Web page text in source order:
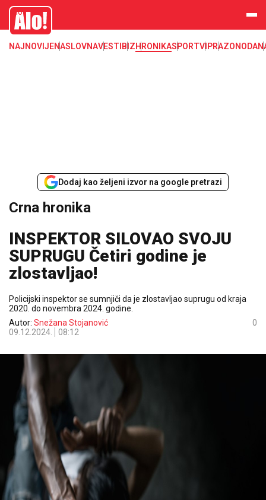
Crna hronika, smrt, ubistvo, likvidacija, krađa, pljačka, hapšenje, policija,
poginuli, zaplena, carina
Alo
NAJNOVIJENASLOVNAVESTI BIZHRONIKASPORTVIPRAZONODA
Dodaj kao željeni izvor na google pretrazi
Crna hronika
INSPEKTOR SILOVAO SVOJU
SUPRUGU Četiri godine je
zlostavljao!
Policijski inspektor se sumnjiči da je zlostavljao suprugu od kraja
2020. do novembra 2024. godine.
Autor: Snežana Stojanović
09.12.2024.
08:12
0